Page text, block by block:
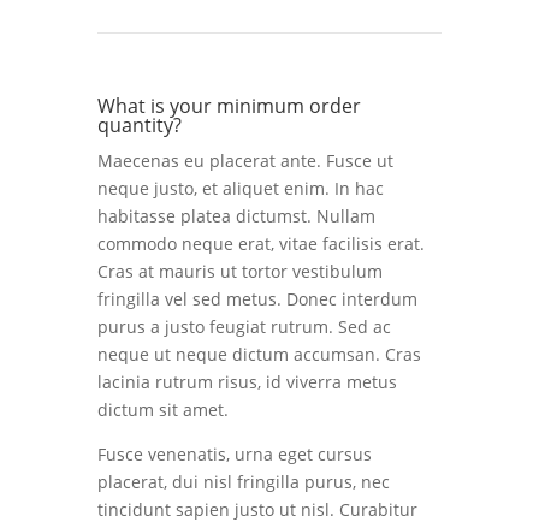
What is your minimum order
quantity?
Maecenas eu placerat ante. Fusce ut
neque justo, et aliquet enim. In hac
habitasse platea dictumst. Nullam
commodo neque erat, vitae facilisis erat.
Cras at mauris ut tortor vestibulum
fringilla vel sed metus. Donec interdum
purus a justo feugiat rutrum. Sed ac
neque ut neque dictum accumsan. Cras
lacinia rutrum risus, id viverra metus
dictum sit amet.
Fusce venenatis, urna eget cursus
placerat, dui nisl fringilla purus, nec
tincidunt sapien justo ut nisl. Curabitur